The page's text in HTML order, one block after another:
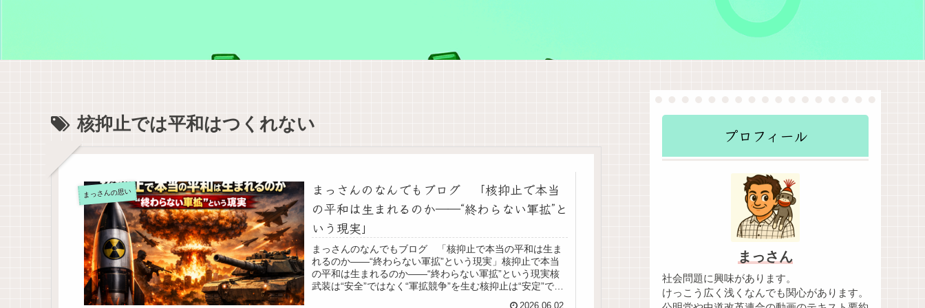
核抑止では平和はつくれない
まっさんの思い
まっさんのなんでもブログ 「核抑止で本当
の平和は生まれるのか――“終わらない軍拡”と
いう現実」
まっさんのなんでもブログ 「核抑止で本当の平和は生ま
れるのか――“終わらない軍拡”という現実」核抑止で本当
の平和は生まれるのか――“終わらない軍拡”という現実核
武装は“安全”ではなく“軍拡競争”を生む核抑止は“安定”では
2026.06.02
プロフィール
まっさん
社会問題に興味があります。
けっこう広く浅くなんでも関心があります。